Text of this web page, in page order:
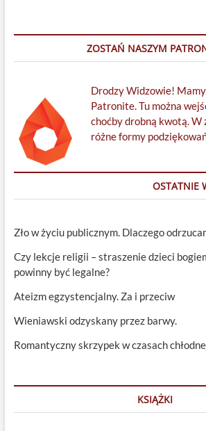
ZOSTAŃ NASZYM
Drodzy Widzowie!
Patronite. Tu można
choćby drobną kwotą. W
różne formy
OSTATNIE
Zło w życiu publicznym. Dlaczego
Czy lekcje religii – straszenie dzieci
powinny być legalne?
Ateizm egzystencjalny. Za i przeciw
Wieniawski odzyskany przez barwy.
Romantyczny skrzypek w czasach
KSIĄŻKI